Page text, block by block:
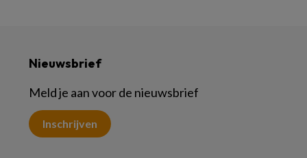
Nieuwsbrief
Meld je aan voor de nieuwsbrief
Inschrijven